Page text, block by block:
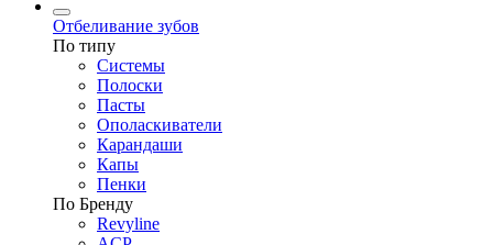
Отбеливание зубов
По типу
Системы
Полоски
Пасты
Ополаскиватели
Карандаши
Капы
Пенки
По Бренду
Revyline